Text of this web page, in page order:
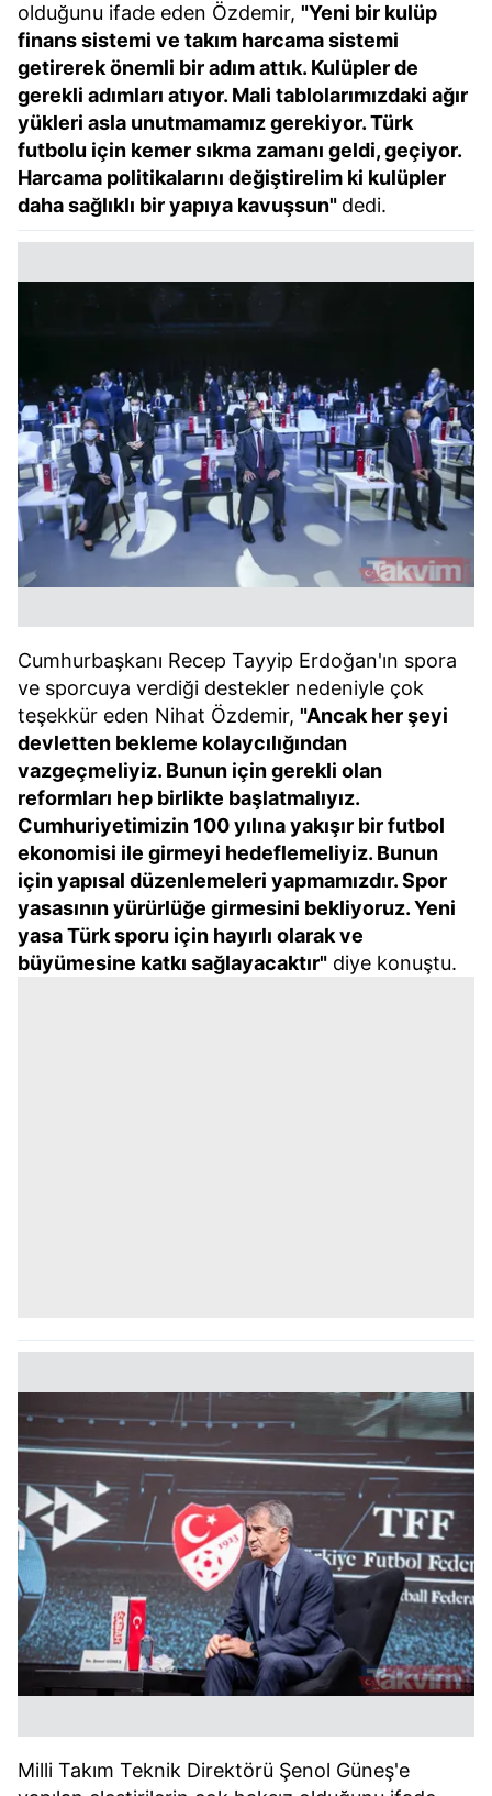
olduğunu ifade eden Özdemir, "Yeni bir kulüp
finans sistemi ve takım harcama sistemi
getirerek önemli bir adım attık. Kulüpler de
gerekli adımları atıyor. Mali tablolarımızdaki ağır
yükleri asla unutmamamız gerekiyor. Türk
futbolu için kemer sıkma zamanı geldi, geçiyor.
Harcama politikalarını değiştirelim ki kulüpler
daha sağlıklı bir yapıya kavuşsun" dedi.
Cumhurbaşkanı Recep Tayyip Erdoğan'ın spora
ve sporcuya verdiği destekler nedeniyle çok
teşekkür eden Nihat Özdemir, "Ancak her şeyi
devletten bekleme kolaycılığından
vazgeçmeliyiz. Bunun için gerekli olan
reformları hep birlikte başlatmalıyız.
Cumhuriyetimizin 100 yılına yakışır bir futbol
ekonomisi ile girmeyi hedeflemeliyiz. Bunun
için yapısal düzenlemeleri yapmamızdır. Spor
yasasının yürürlüğe girmesini bekliyoruz. Yeni
yasa Türk sporu için hayırlı olarak ve
büyümesine katkı sağlayacaktır" diye konuştu.
Milli Takım Teknik Direktörü Şenol Güneş'e